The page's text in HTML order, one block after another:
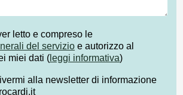
letto e compreso le
del servizio e autorizzo al
miei dati ( leggi informativa)
alla newsletter di informazione